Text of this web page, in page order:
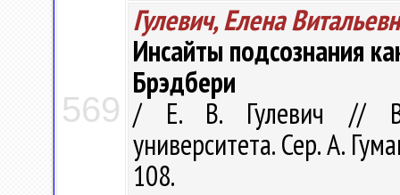
569
Гулевич, Елена
Инсайты подсознания
Брэдбери
/ Е. В. Гулевич //
университета. Сер. A.
108.